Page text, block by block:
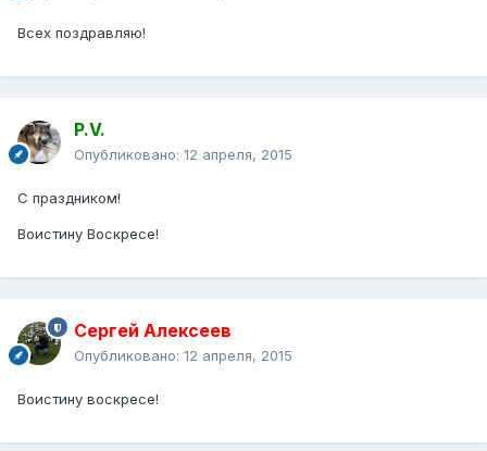
Всех поздравляю!
P.V.
Опубликовано: 12 апреля, 2015
С праздником!
Воистину Воскресе!
Сергей Алексеев
Опубликовано: 12 апреля, 2015
Воистину воскресе!